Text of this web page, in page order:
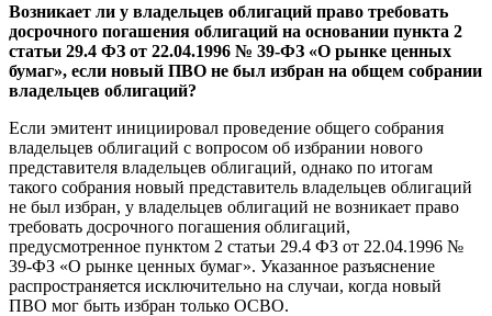
Возникает ли у владельцев облигаций право требовать
досрочного погашения облигаций на основании пункта 2
статьи 29.4 ФЗ от 22.04.1996 № 39-ФЗ «О рынке ценных
бумаг», если новый ПВО не был избран на общем собрании
владельцев облигаций?
Если эмитент инициировал проведение общего собрания
владельцев облигаций с вопросом об избрании нового
представителя владельцев облигаций, однако по итогам
такого собрания новый представитель владельцев облигаций
не был избран, у владельцев облигаций не возникает право
требовать досрочного погашения облигаций,
предусмотренное пунктом 2 статьи 29.4 ФЗ от 22.04.1996 №
39-ФЗ «О рынке ценных бумаг». Указанное разъяснение
распространяется исключительно на случаи, когда новый
ПВО мог быть избран только ОСВО.